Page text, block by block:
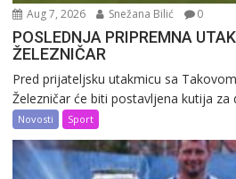
Aug 7, 2026 Snežana Bilić 0
POSLEDNJA PRIPREMNA
ŽELEZNIČAR
Pred prijateljsku utakmicu sa
Železničar će biti postavljena kutija za
Novosti Sport